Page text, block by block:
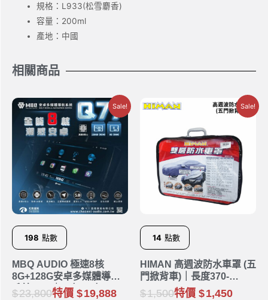
規格：L933(松雪麝香)
容量：200ml
產地：中國
相關商品
Sale!
198 點數
MBQ AUDIO 極速8核
8G+128G安卓多媒體導航
系統 Q77｜9吋 10吋
23,800特價 19,888
Sale!
14 點數
HIMAN 高週波防水車罩 (五
門掀背車)｜長度370-
440cm
1,500特價 1,450